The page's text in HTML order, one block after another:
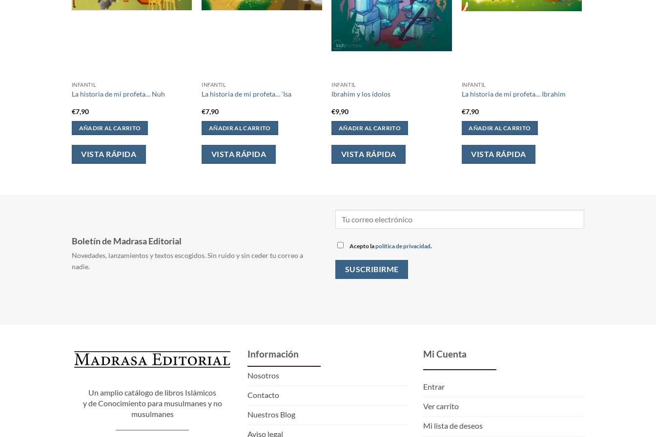
INFANTIL
La historia de mi profeta… Nuh
€7,90
AÑADIR AL CARRITO
VISTA RÁPIDA
INFANTIL
La historia de mi profeta… ‘Isa
€7,90
AÑADIR AL CARRITO
VISTA RÁPIDA
INFANTIL
Ibrahim y los ídolos
€9,90
AÑADIR AL CARRITO
VISTA RÁPIDA
INFANTIL
La historia de mi profeta… Ibrahim
€7,90
AÑADIR AL CARRITO
VISTA RÁPIDA
Boletín de Madrasa Editorial
Novedades, lanzamientos y textos escogidos. Sin ruido y sin ceder tu correo a
nadie.
Acepto lapolítica de privacidad
Un amplio catálogo de libros Islámicos
y de Conocimiento para musulmanes y no
musulmanes
Información
Nosotros
Contacto
Nuestros Blog
Aviso legal
Mi Cuenta
Entrar
Ver carrito
Mi lista de deseos